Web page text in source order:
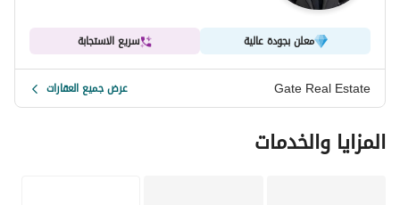
معلن بجودة عالية سريع الاستجابة
Gate Real Estate عرض جميع العقارات
المزايا والخدمات